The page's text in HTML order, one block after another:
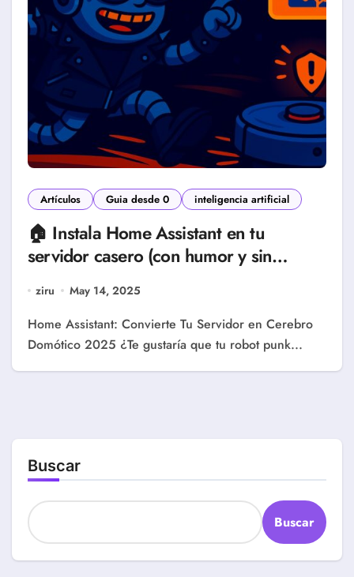
Artículos Guia desde 0 inteligencia artificial
🏠 Instala Home Assistant en tu
servidor casero (con humor y sin
ziru May 14, 2025
Home Assistant: Convierte Tu Servidor en Cerebro
Domótico 2025 ¿Te gustaría que tu robot punk...
Buscar
Buscar